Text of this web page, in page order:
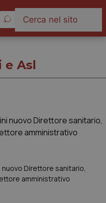
e Asl
nuovo Direttore sanitario,
amministrativo